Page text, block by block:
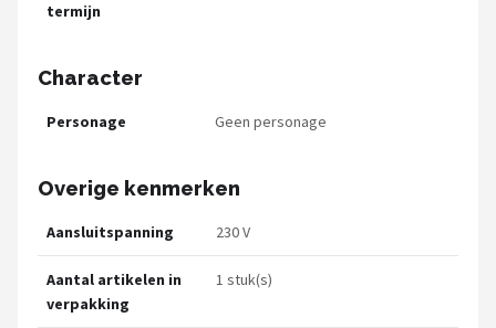
termijn
Character
Personage Geen personage
Overige kenmerken
Aansluitspanning 230 V
Aantal artikelen in
verpakking
1 stuk(s)